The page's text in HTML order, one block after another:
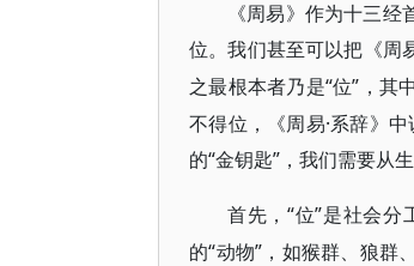
《周易》作为十三
位。我们甚至可以把《周
之最根本者乃是“位”，其
不得位，《周易·系辞》
的“金钥匙”，我们需要从
首先， “位”是社会
的“动物”，如猴群、狼群